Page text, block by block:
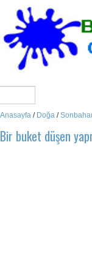
Anasayfa / Doğa /
Bir buket düşen